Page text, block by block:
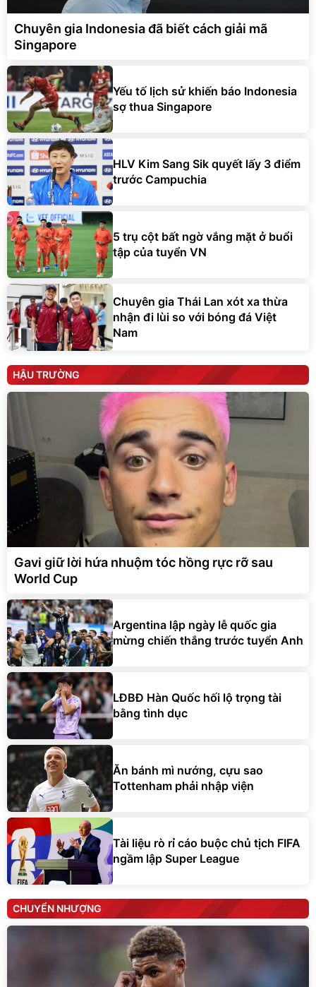
Chuyên gia Indonesia đã biết cách giải mã
Singapore
Yếu tố lịch sử khiến báo Indonesia
sợ thua Singapore
HLV Kim Sang Sik quyết lấy 3 điểm
trước Campuchia
5 trụ cột bất ngờ vắng mặt ở buổi
tập của tuyển VN
Chuyên gia Thái Lan xót xa thừa
nhận đi lùi so với bóng đá Việt
Nam
HẬU TRƯỜNG
Gavi giữ lời hứa nhuộm tóc hồng rực rỡ sau
World Cup
Argentina lập ngày lễ quốc gia
mừng chiến thắng trước tuyển Anh
LĐBĐ Hàn Quốc hối lộ trọng tài
bằng tình dục
Ăn bánh mì nướng, cựu sao
Tottenham phải nhập viện
Tài liệu rò rỉ cáo buộc chủ tịch FIFA
ngầm lập Super League
CHUYỂN NHƯỢNG